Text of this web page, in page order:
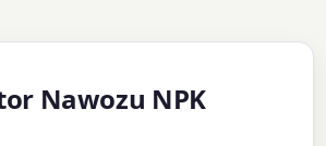
Nawozu NPK